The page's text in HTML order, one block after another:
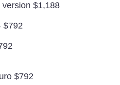
$1,188
$792
$792